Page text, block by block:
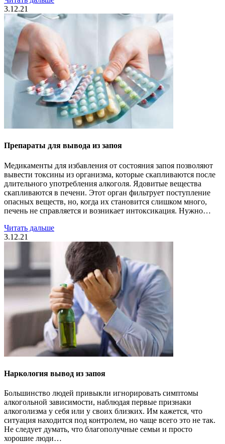
3.12.21
Препараты для вывода из запоя
Медикаменты для избавления от состояния запоя позволяют
вывести токсины из организма, которые скапливаются после
длительного употребления алкоголя. Ядовитые вещества
скапливаются в печени. Этот орган фильтрует поступление
опасных веществ, но, когда их становится слишком много,
печень не справляется и возникает интоксикация. Нужно…
Читать дальше
3.12.21
Наркология вывод из запоя
Большинство людей привыкли игнорировать симптомы
алкогольной зависимости, наблюдая первые признаки
алкоголизма у себя или у своих близких. Им кажется, что
ситуация находится под контролем, но чаще всего это не так.
Не следует думать, что благополучные семьи и просто
хорошие люди…